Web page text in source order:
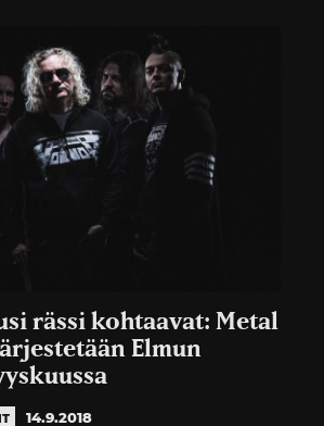
rässi kohtaavat: Metal
Elmun
14.9.2018